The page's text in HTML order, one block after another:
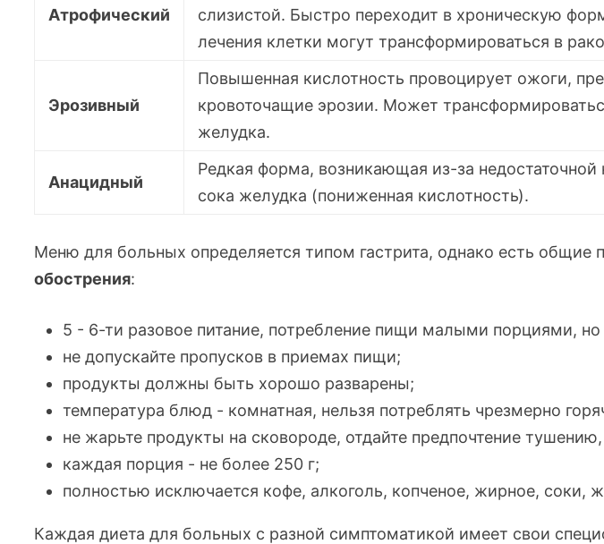
Атрофический
слизистой. Быстро переходит в хроническую
лечения клетки могут трансформироваться в
Эрозивный
Повышенная кислотность провоцирует ожоги,
кровоточащие эрозии. Может
желудка.
Анацидный
Редкая форма, возникающая из-за
сока желудка (пониженная кислотность).
Меню для больных определяется типом гастрита, однако есть общие
обострения:
5 - 6-ти разовое питание, потребление пищи малыми порциями, но
не допускайте пропусков в приемах пищи;
продукты должны быть хорошо разварены;
температура блюд - комнатная, нельзя потреблять чрезмерно
не жарьте продукты на сковороде, отдайте предпочтение
каждая порция - не более 250 г;
полностью исключается кофе, алкоголь, копченое, жирное, соки,
Каждая диета для больных с разной симптоматикой имеет свои